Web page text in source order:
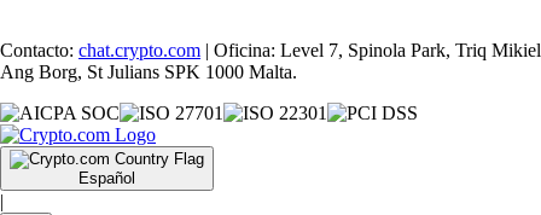
Contacto: chat.crypto.com | Oficina: Level 7, Spinola Park, Triq Mikiel
Ang Borg, St Julians SPK 1000 Malta.
Español
|